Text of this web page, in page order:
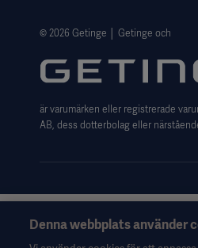
Website use disclaimer
© 2026 Getinge │ Getinge och
är varumärken eller registrerade
AB, dess dotterbolag eller
Denna information riktar sig
sjukvårdspersonal eller andra
Denna webbplats använder